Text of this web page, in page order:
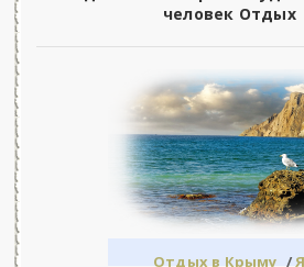
человек Отдых
Отдых в Крыму /